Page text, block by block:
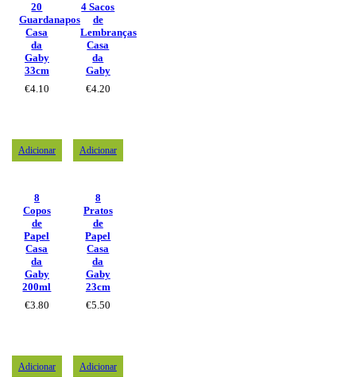
20
Guardanapos
Casa
da
Gaby
33cm
€4.10
4 Sacos
de
Lembranças
Casa
da
Gaby
€4.20
Adicionar
8
Copos
de
Papel
Casa
da
Gaby
200ml
€3.80
Adicionar
8
Pratos
de
Papel
Casa
da
Gaby
23cm
€5.50
Adicionar Adicionar